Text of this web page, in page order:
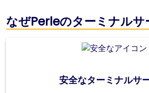
なぜPerleのターミナルサ
安全なターミナルサ